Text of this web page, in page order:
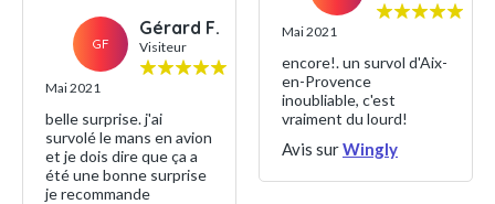
GF
Gérard F.
Visiteur
Mai 2021
belle surprise. j'ai
survolé le mans en avion
et je dois dire que ça a
été une bonne surprise
je recommande
Mai 2021
encore!. un survol d'Aix-
en-Provence
inoubliable, c'est
vraiment du lourd!
Avis surWingly